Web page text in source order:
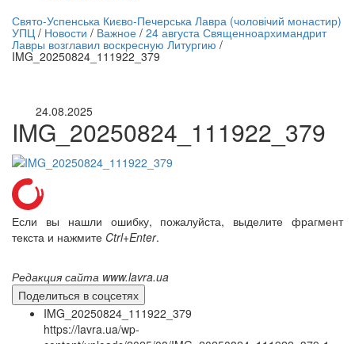
трансляция | 12 сентября
трансляции
Свято-Успенська Києво-Печерська Лавра (чоловічий монастир)
УПЦ / Новости / Важное / 24 августа Священноархимандрит
Лавры возглавил воскресную Литургию /
IMG_20250824_111922_379
24.08.2025
IMG_20250824_111922_379
Если вы нашли ошибку, пожалуйста, выделите фрагмент
текста и нажмите Ctrl+Enter.
Редакция сайта www.lavra.ua
Поделиться в соцсетях
IMG_20250824_111922_379
https://lavra.ua/wp-